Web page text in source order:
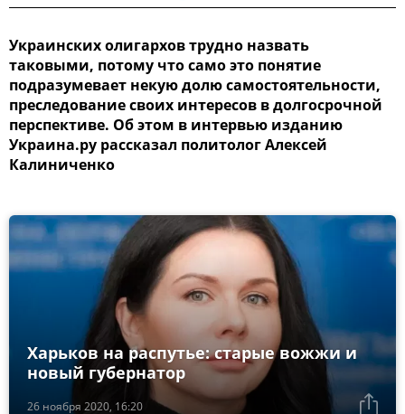
Украинских олигархов трудно назвать
таковыми, потому что само это понятие
подразумевает некую долю самостоятельности,
преследование своих интересов в долгосрочной
перспективе. Об этом в интервью изданию
Украина.ру рассказал политолог Алексей
Калиниченко
26 ноября 2020, 16:20
Харьков на распутье: старые вожжи и
новый губернатор